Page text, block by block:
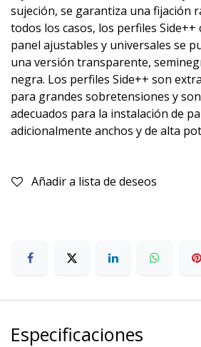
sujeción, se garantiza una fijación
todos los casos, los perfiles Side++
panel ajustables y universales se
una versión transparente,
negra. Los perfiles Side++ son
para grandes sobretensiones y
adecuados para la instalación de
adicionalmente anchos y de alta
Añadir a lista de deseos
Especificaciones